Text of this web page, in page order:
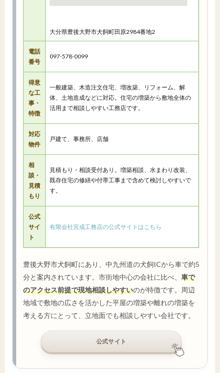
大分県豊後大野市犬飼町田原2984番地2
電話
番号
097-578-0099
得意
な工
事・
特徴
一般建築、木造注文住宅、増改築、リフォーム、解
体、土地造成などに対応。住宅の増築から敷地全体の
活用まで相談しやすい工務店です。
対応
物件
戸建て、事務所、店舗
相
談・
見積
もり
見積もり・相談受付あり。増築相談、水まわり改装、
既存住宅の修繕や付帯工事まで含めて検討しやすいで
す。
公式
サイ
ト
有限会社宮成工務店の公式サイトはこちら
豊後大野市犬飼町にあり、中九州道の犬飼ICから車で約5
分と案内されています。市街地中心の会社に比べ、 車で
のアクセス前提で現地相談しやすいのが特徴です。周辺
地域で敷地の広さを活かした平屋の増築や離れの増築を
考える方にとって、立地面でも相談しやすい会社です。
公式サイト